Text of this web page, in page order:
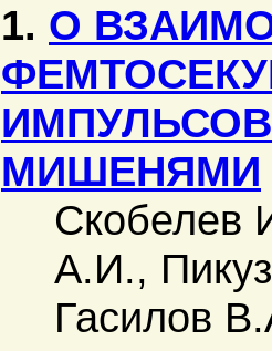
1. О
МИШЕНЯМИ
Скобелев
А.И.,
Гасилов